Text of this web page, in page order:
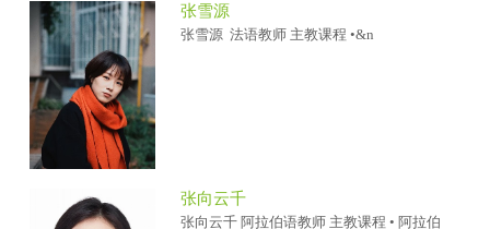
张雪源
张雪源 法语教师 主教课程 •&n
张向云千
张向云千 阿拉伯语教师 主教课程 • 阿拉伯